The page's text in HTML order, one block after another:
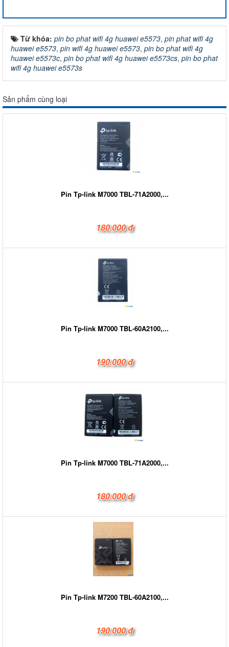
Từ khóa: pin bo phat wifi 4g huawei e5573, pin phat wifi 4g
huawei e5573, pin wifi 4g huawei e5573, pin bo phat wifi 4g
huawei e5573c, pin bo phat wifi 4g huawei e5573cs, pin bo phat
wifi 4g huawei e5573s
Sản phẩm cùng loại
Pin Tp-link M7000 TBL-71A2000,...
180.000 đ
Pin Tp-link M7000 TBL-60A2100,...
190.000 đ
Pin Tp-link M7000 TBL-71A2000,...
180.000 đ
Pin Tp-link M7200 TBL-60A2100,...
190.000 đ